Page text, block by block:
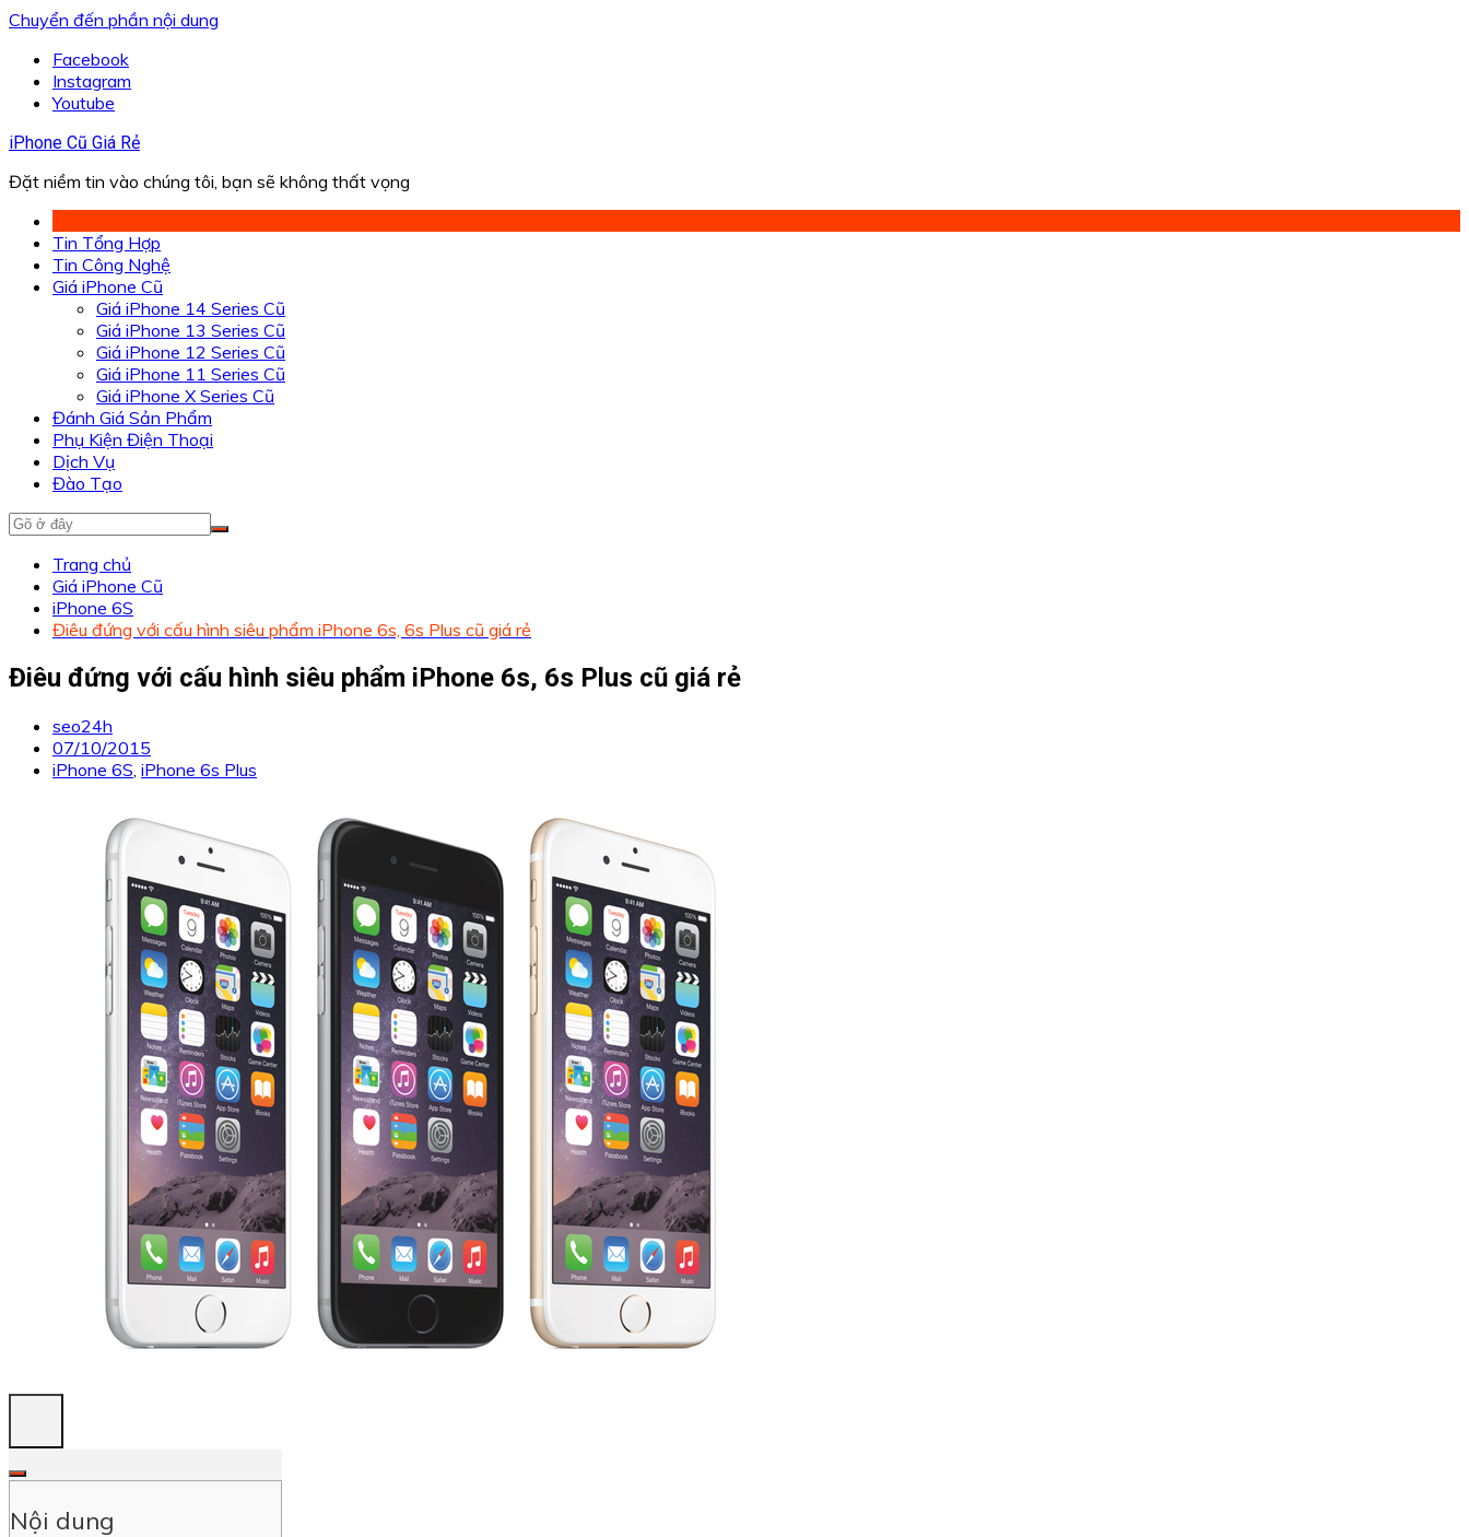
Chuyển đến phần nội dung
Facebook
Instagram
Youtube
iPhone Cũ Giá Rẻ
Đặt niềm tin vào chúng tôi, bạn sẽ không thất vọng
Tin Tổng Hợp
Tin Công Nghệ
Giá iPhone Cũ
Giá iPhone 14 Series Cũ
Giá iPhone 13 Series Cũ
Giá iPhone 12 Series Cũ
Giá iPhone 11 Series Cũ
Giá iPhone X Series Cũ
Đánh Giá Sản Phẩm
Phụ Kiện Điện Thoại
Dịch Vụ
Đào Tạo
Trang chủ
Giá iPhone Cũ
iPhone 6S
Điêu đứng với cấu hình siêu phẩm iPhone 6s, 6s Plus cũ giá rẻ
Điêu đứng với cấu hình siêu phẩm iPhone 6s, 6s Plus cũ giá rẻ
seo24h
07/10/2015
iPhone 6S iPhone 6s Plus
Nội dung